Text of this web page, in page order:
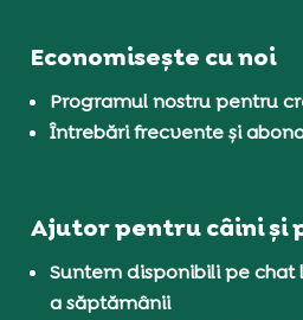
Economisește cu noi
Programul nostru pentru
Întrebări frecvente și
Ajutor pentru câini și
Suntem disponibili pe chat
a săptămânii